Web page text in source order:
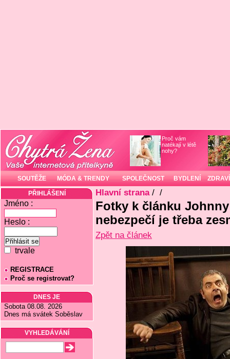
Proč vám
natékají v létě
nohy?
SOUTĚŽE MÓDA & TRENDY SPOLEČNOST BYDLENÍ ZDRAVÍ
PŘIHLÁŠENÍ
Jméno :
Heslo :
trvale
REGISTRACE
Proč se registrovat?
DNES JE
Sobota 08.08. 2026
Dnes má svátek Soběslav
VYHLEDÁVÁNÍ
Hlavní strana/ /
Fotky k článku
nebezpečí je třeba
Zpět na článek